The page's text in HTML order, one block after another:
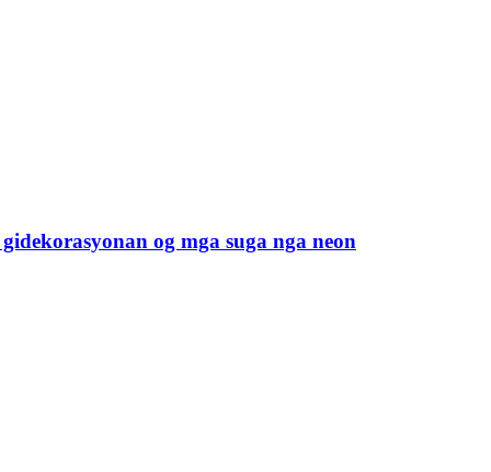
og mga suga nga neon